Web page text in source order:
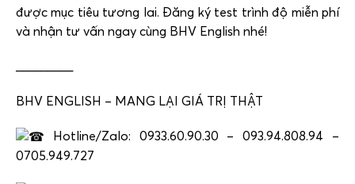
được mục tiêu tương lai. Đăng ký test trình độ miễn phí
và nhận tư vấn ngay cùng BHV English nhé!
BHV ENGLISH – MANG LẠI GIÁ TRỊ THẬT
Hotline/Zalo: 0933.60.90.30 – 093.94.808.94 –
0705.949.727